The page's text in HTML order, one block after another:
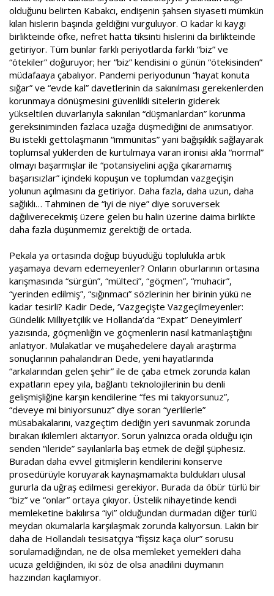
olduğunu belirten Kabakcı, endişenin şahsen siyaseti mümkün
kılan hislerin başında geldiğini vurguluyor. O kadar ki kaygı
birlikteinde öfke, nefret hatta tiksinti hislerini da birlikteinde
getiriyor. Tüm bunlar farklı periyotlarda farklı “biz” ve
“ötekiler” doğuruyor; her “biz” kendisini o günün “ötekisinden”
müdafaaya çabalıyor. Pandemi periyodunun “hayat konuta
sığar” ve “evde kal” davetlerinin da sakınılması gerekenlerden
korunmaya dönüşmesini güvenlikli sitelerin giderek
yükseltilen duvarlarıyla sakınılan “düşmanlardan” korunma
gereksiniminden fazlaca uzağa düşmediğini de anımsatıyor.
Bu istekli gettolaşmanın “immünitas” yani bağışıklık sağlayarak
toplumsal yüklerden de kurtulmaya varan ironisi akla “normal”
olmayı başarmışlar ile “potansiyelini açığa çıkaramamış
başarısızlar” içindeki kopuşun ve toplumdan vazgeçişin
yolunun açılmasını da getiriyor. Daha fazla, daha uzun, daha
sağlıklı… Tahminen de “iyi de niye” diye soruversek
dağılıverecekmiş üzere gelen bu halin üzerine daima birlikte
daha fazla düşünmemiz gerektiği de ortada.
Pekala ya ortasında doğup büyüdüğü toplulukla artık
yaşamaya devam edemeyenler? Onların oburlarının ortasına
karışmasında “sürgün”, “mülteci”, “göçmen”, “muhacir”,
“yerinden edilmiş”, “sığınmacı” sözlerinin her birinin yükü ne
kadar tesirli? Kadir Dede, ‘Vazgeçişte Vazgeçilmeyenler:
Gündelik Milliyetçilik ve Hollanda’da “Expat” Deneyimleri’
yazısında, göçmenliğin ve göçmenlerin nasıl katmanlaştığını
anlatıyor. Mülakatlar ve müşahedelere dayalı araştırma
sonuçlarının pahalandıran Dede, yeni hayatlarında
“arkalarından gelen şehir” ile de çaba etmek zorunda kalan
expatların epey yıla, bağlantı teknolojilerinin bu denli
gelişmişliğine karşın kendilerine “fes mi takıyorsunuz”,
“deveye mi biniyorsunuz” diye soran “yerlilerle”
müsabakalarını, vazgeçtim dediğin yeri savunmak zorunda
bırakan ikilemleri aktarıyor. Sorun yalnızca orada olduğu için
senden “ileride” sayılanlarla baş etmek de değil şüphesiz.
Buradan daha evvel gitmişlerin kendilerini konserve
prosedürüyle koruyarak kaynaşmamakta buldukları ulusal
gururla da uğraş edilmesi gerekiyor. Burada da öbür türlü bir
“biz” ve “onlar” ortaya çıkıyor. Üstelik nihayetinde kendi
memleketine bakılırsa “iyi” olduğundan durmadan diğer türlü
meydan okumalarla karşılaşmak zorunda kalıyorsun. Lakin bir
daha de Hollandalı tesisatçıya “fişsiz kaça olur” sorusu
sorulamadığından, ne de olsa memleket yemekleri daha
ucuza geldiğinden, iki söz de olsa anadilini duymanın
hazzından kaçılamıyor.